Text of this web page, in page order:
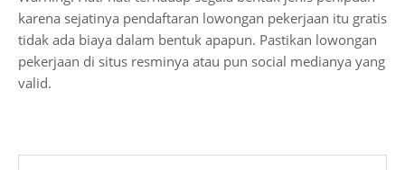
karena sejatinya pendaftaran lowongan pekerjaan itu gratis
tidak ada biaya dalam bentuk apapun. Pastikan lowongan
pekerjaan di situs resminya atau pun social medianya yang
valid.